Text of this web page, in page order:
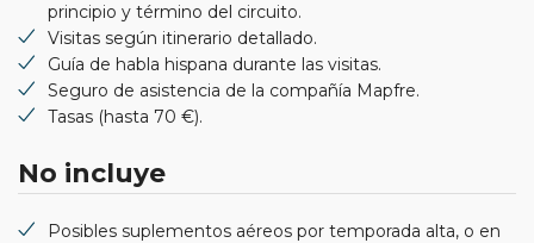
principio y término del circuito.
Visitas según itinerario detallado.
Guía de habla hispana durante las visitas.
Seguro de asistencia de la compañía Mapfre.
Tasas (hasta 70 €).
No incluye
Posibles suplementos aéreos por temporada alta, o en